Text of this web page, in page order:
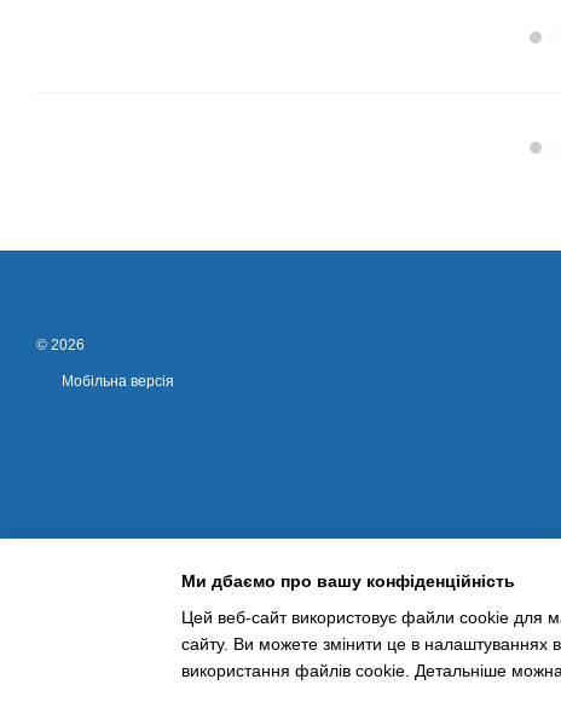
© 2026
Мобільна версія
Ми дбаємо про вашу конфіденційність
Цей веб-сайт використовує файли cookie для
сайту. Ви можете змінити це в налаштуваннях
використання файлів cookie. Детальніше